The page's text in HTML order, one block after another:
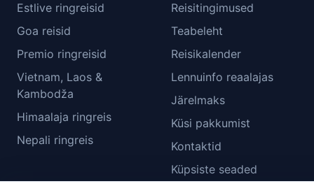
Estlive ringreisid
Goa reisid
Premio ringreisid
Vietnam, Laos &
Kambodža
Himaalaja ringreis
Nepali ringreis
Reisitingimused
Teabeleht
Reisikalender
Lennuinfo reaalajas
Järelmaks
Küsi pakkumist
Kontaktid
Küpsiste seaded